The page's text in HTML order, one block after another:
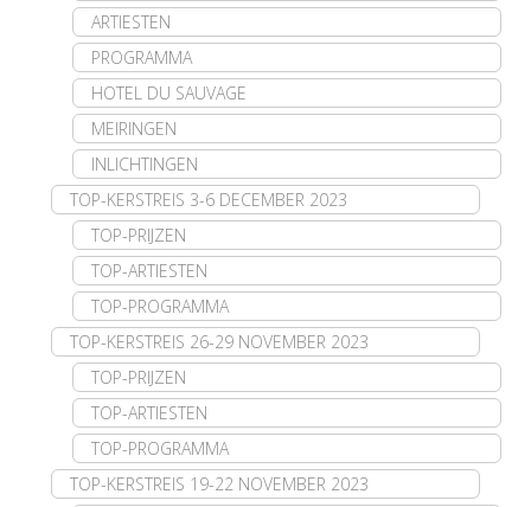
ARTIESTEN
PROGRAMMA
HOTEL DU SAUVAGE
MEIRINGEN
INLICHTINGEN
TOP-KERSTREIS 3-6 DECEMBER 2023
TOP-PRIJZEN
TOP-ARTIESTEN
TOP-PROGRAMMA
TOP-KERSTREIS 26-29 NOVEMBER 2023
TOP-PRIJZEN
TOP-ARTIESTEN
TOP-PROGRAMMA
TOP-KERSTREIS 19-22 NOVEMBER 2023